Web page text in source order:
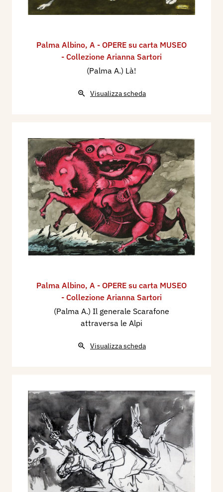
Palma Albino, A - OPERE su carta MUSEO
- Collezione Arianna Sartori
(Palma A.) Là!
Visualizza scheda
Palma Albino, A - OPERE su carta MUSEO
- Collezione Arianna Sartori
(Palma A.) Il generale Scarafone
attraversa le Alpi
Visualizza scheda